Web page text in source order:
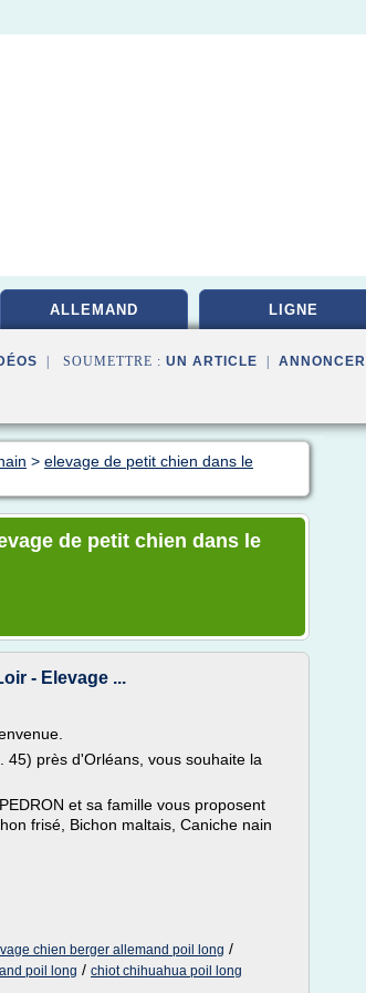
ALLEMAND LIGNE
| SOUMETTRE : UN ARTICLE ANNONCER
> elevage de petit chien dans le
de petit chien dans le
- Elevage ...
45) près d'Orléans, vous souhaite la
et sa famille vous proposent
frisé, Bichon maltais, Caniche nain
chien berger allemand poil long /
poil long / chiot chihuahua poil long